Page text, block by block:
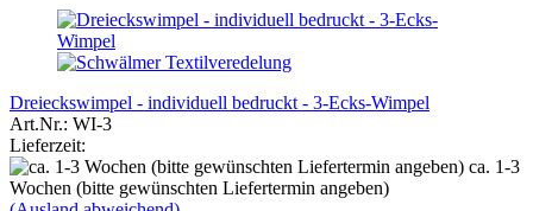
Dreieckswimpel - individuell bedruckt - 3-Ecks-Wimpel
Art.Nr.: WI-3
Lieferzeit:
ca. 1-3
Wochen (bitte gewünschten Liefertermin angeben)